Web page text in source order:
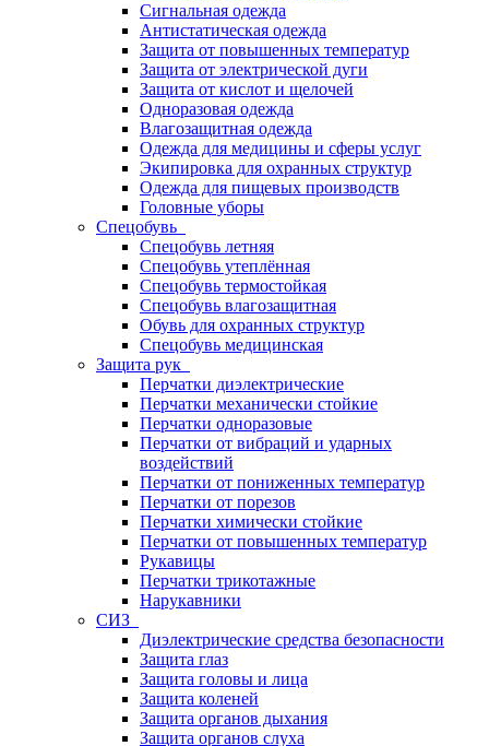
Сигнальная одежда
Антистатическая одежда
Защита от повышенных температур
Защита от электрической дуги
Защита от кислот и щелочей
Одноразовая одежда
Влагозащитная одежда
Одежда для медицины и сферы услуг
Экипировка для охранных структур
Одежда для пищевых производств
Головные уборы
Спецобувь
Спецобувь летняя
Спецобувь утеплённая
Спецобувь термостойкая
Спецобувь влагозащитная
Обувь для охранных структур
Спецобувь медицинская
Защита рук
Перчатки диэлектрические
Перчатки механически стойкие
Перчатки одноразовые
Перчатки от вибраций и ударных
воздействий
Перчатки от пониженных температур
Перчатки от порезов
Перчатки химически стойкие
Перчатки от повышенных температур
Рукавицы
Перчатки трикотажные
Нарукавники
СИЗ
Диэлектрические средства безопасности
Защита глаз
Защита головы и лица
Защита коленей
Защита органов дыхания
Защита органов слуха